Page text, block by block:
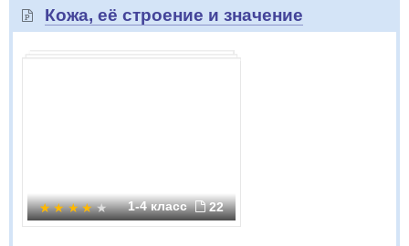
Кожа, её строение и значение
1-4 класс 22